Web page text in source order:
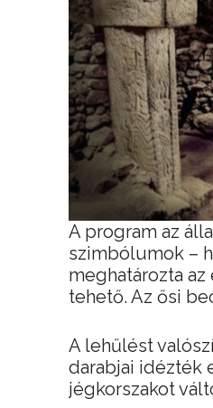
A program az
szimbólumok –
meghatározta
tehető. Az ősi
A lehűlést
darabjai idézték
jégkorszakot